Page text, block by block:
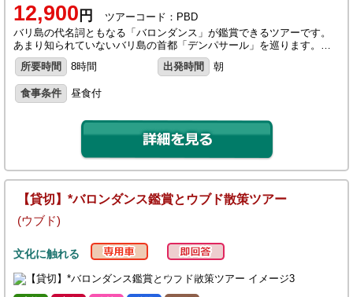
12,900 円
ツアーコード：PBD
バリ島の代名詞ともなる「バロンダンス」が鑑賞できるツアーです。
あまり知られていないバリ島の首都「デンパサール」を巡ります。…
所要時間
8時間 出発時間 朝
食事条件 昼食付
【貸切】*バロンダンス鑑賞とウブド散策ツアー
(ウブド)
文化に触れる